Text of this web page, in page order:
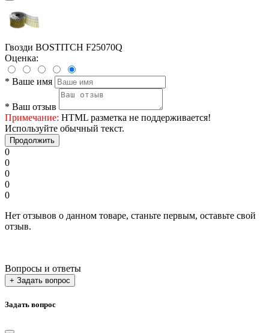
Гвозди BOSTITCH F25070Q
Оценка:
* Ваше имя
* Ваш отзыв
Примечание: HTML разметка не поддерживается!
Используйте обычный текст.
Продолжить
0
0
0
0
0
Нет отзывов о данном товаре, станьте первым, оставьте свой
отзыв.
Вопросы и ответы
+ Задать вопрос
Задать вопрос